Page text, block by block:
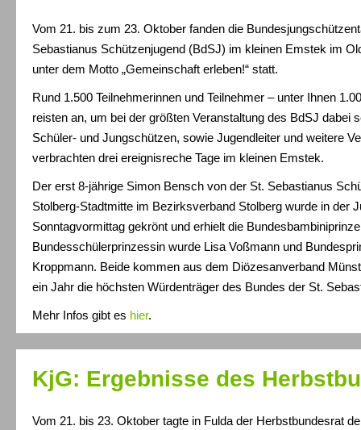
Vom 21. bis zum 23. Oktober fanden die
Sebastianus Schützenjugend (BdSJ) im kleinen Emstek im
unter dem Motto „Gemeinschaft erleben!“ statt.
Rund 1.500 Teilnehmerinnen und Teilnehmer – unter Ihnen
reisten an, um bei der größten Veranstaltung des BdSJ dabei
Schüler- und Jungschützen, sowie Jugendleiter und weitere
verbrachten drei ereignisreche Tage im kleinen Emstek.
Der erst 8-jährige Simon Bensch von der St. Sebastianus
Stolberg-Stadtmitte im Bezirksverband Stolberg wurde in der
Sonntagvormittag gekrönt und erhielt die
Bundesschülerprinzessin wurde Lisa Voßmann und
Kroppmann. Beide kommen aus dem Diözesanverband
ein Jahr die höchsten Würdenträger des Bundes der St.
Mehr Infos gibt es hier.
KjG: Ergebnisse des
Vom 21. bis 23. Oktober tagte in Fulda der Herbstbundesrat